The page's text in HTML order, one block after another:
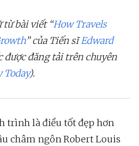
từ bài viết “How Travels
” của Tiến sĩEdward
được đăng tải trên chuyên
Today).
trình là điều tốt đẹp hơn
châm ngôn Robert Louis